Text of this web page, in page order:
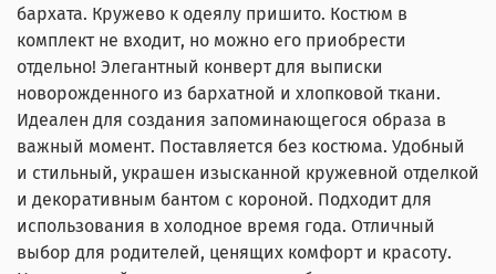
бархата. Кружево к одеялу пришито. Костюм в
комплект не входит, но можно его приобрести
отдельно! Элегантный конверт для выписки
новорожденного из бархатной и хлопковой ткани.
Идеален для создания запоминающегося образа в
важный момент. Поставляется без костюма. Удобный
и стильный, украшен изысканной кружевной отделкой
и декоративным бантом с короной. Подходит для
использования в холодное время года. Отличный
выбор для родителей, ценящих комфорт и красоту.